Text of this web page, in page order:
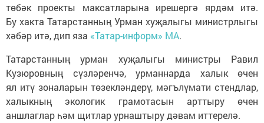
төбәк проекты максатларына ирешергә ярдәм итә.
Бу хакта Татарстанның Урман хуҗалыгы министрлыгы
хәбәр итә, дип яза «Татар-информ» МА.
Татарстанның урман хуҗалыгы министры Равил
Кузюровның сүзләренчә, урманнарда халык өчен
ял итү зоналарын төзекләндерү, мәгълүмати стендлар,
халыкның экологик грамотасын арттыру өчен
аншлаглар һәм щитлар урнаштыру дәвам иттерелә.